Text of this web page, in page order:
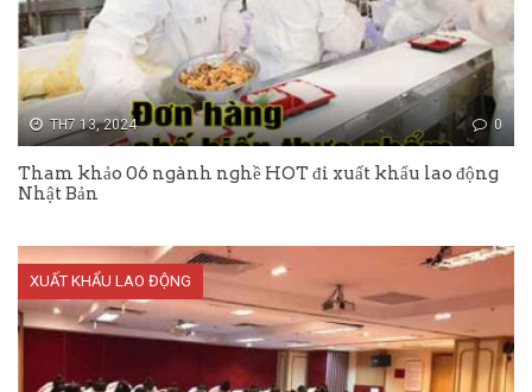
TH7 13, 2024 0
Tham khảo 06 ngành nghề HOT đi xuất khẩu lao động
Nhật Bản
XUẤT KHẨU LAO ĐỘNG